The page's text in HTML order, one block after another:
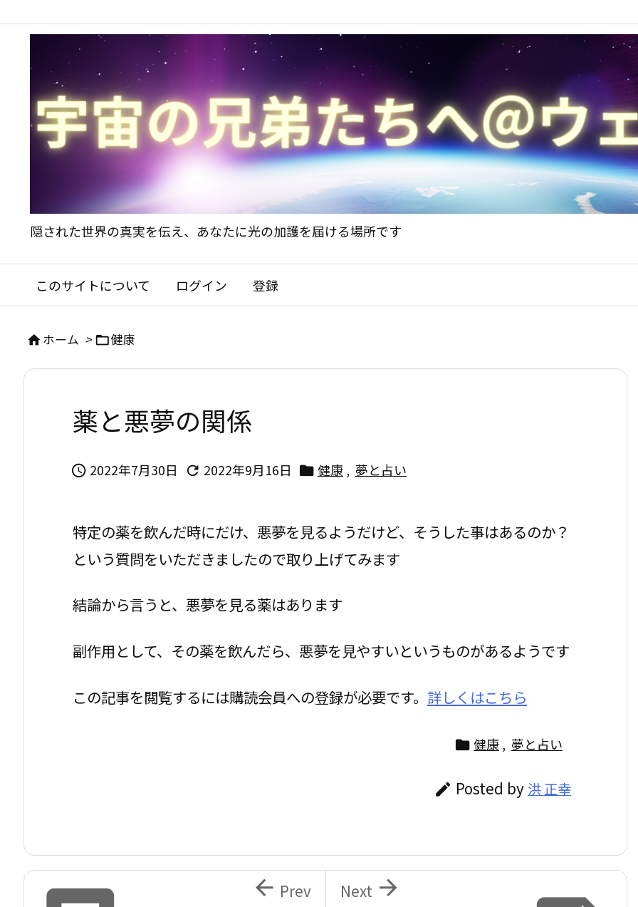
隠された世界の真実を伝え、あなたに光の加護を届ける場所です
このサイトについて ログイン 登録
ホーム > 健康
薬と悪夢の関係
 2022年7月30日  2022年9月16日  健康, 夢と占い
特定の薬を飲んだ時にだけ、悪夢を見るようだけど、そうした事はあるのか？
という質問をいただきましたので取り上げてみます
結論から言うと、悪夢を見る薬はあります
副作用として、その薬を飲んだら、悪夢を見やすいというものがあるようです
この記事を閲覧するには購読会員への登録が必要です。 詳しくはこちら
 健康, 夢と占い
 Posted by 洪 正幸

Next
 Prev